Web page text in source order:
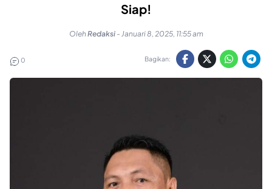
Siap!
OlehRedaksi - Januari 8, 2025, 11:55 am
0 Bagikan: